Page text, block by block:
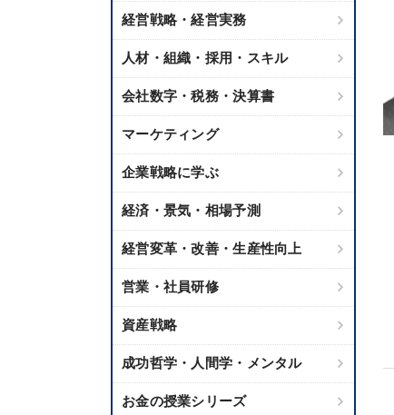
経営戦略・経営実務
人材・組織・採用・スキル
会社数字・税務・決算書
マーケティング
企業戦略に学ぶ
経済・景気・相場予測
経営変革・改善・生産性向上
営業・社員研修
資産戦略
成功哲学・人間学・メンタル
お金の授業シリーズ